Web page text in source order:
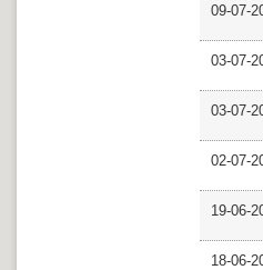
09-07-
03-07-
03-07-
02-07-
19-06-
18-06-